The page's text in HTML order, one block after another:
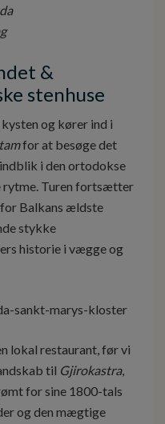
&
stenhuse
og kører ind i
for at besøge det
i den ortodokse
Turen fortsætter
for Balkans ældste
stykke
historie i vægge og
lokal restaurant, før vi
til Gjirokastra,
for sine 1800-tals
og den mægtige